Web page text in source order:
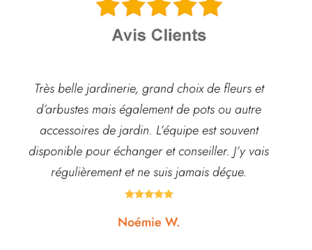
Très belle jardinerie, grand choix de fleurs et
d’arbustes mais également de pots ou autre
accessoires de jardin. L’équipe est souvent
disponible pour échanger et conseiller. J’y vais
régulièrement et ne suis jamais déçue.

Noémie W.